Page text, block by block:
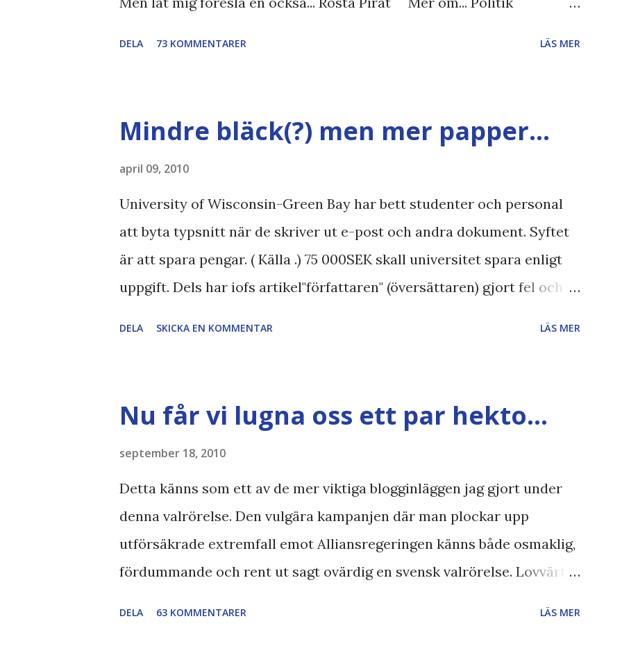
SvD , DN
DELA 73 KOMMENTARER LÄS MER
Mindre bläck(?) men mer papper...
april 09, 2010
University of Wisconsin-Green Bay har bett studenter och personal
att byta typsnitt när de skriver ut e-post och andra dokument. Syftet
är att spara pengar. ( Källa .) 75 000SEK skall universitet spara enligt
uppgift. Dels har iofs artikel"författaren" (översättaren) gjort fel och
bloggläsarundersökning Läs även andra bloggares åsikter om Century
Gothic , besparingar , Ecofont , klumpiga direktöversättningar ,
tonerbesparingar , typsnitt DN , Ex
DELA SKICKA EN KOMMENTAR LÄS MER
Nu får vi lugna oss ett par hekto...
september 18, 2010
Detta känns som ett av de mer viktiga blogginläggen jag gjort under
denna valrörelse. Den vulgära kampanjen där man plockar upp
utförsäkrade extremfall emot Alliansregeringen känns både osmaklig,
fördummande och rent ut sagt ovärdig en svensk valrörelse. Lovvärt
DELA 63 KOMMENTARER LÄS MER